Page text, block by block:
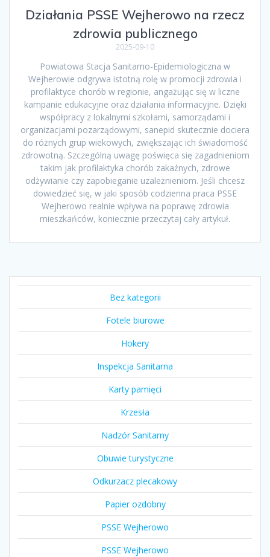
Działania PSSE Wejherowo na rzecz
zdrowia publicznego
2025-09-10
Powiatowa Stacja Sanitarno-Epidemiologiczna w
Wejherowie odgrywa istotną rolę w promocji zdrowia i
profilaktyce chorób w regionie, angażując się w liczne
kampanie edukacyjne oraz działania informacyjne. Dzięki
współpracy z lokalnymi szkołami, samorządami i
organizacjami pozarządowymi, sanepid skutecznie dociera
do różnych grup wiekowych, zwiększając ich świadomość
zdrowotną. Szczególną uwagę poświęca się zagadnieniom
takim jak profilaktyka chorób zakaźnych, zdrowe
odżywianie czy zapobieganie uzależnieniom. Jeśli chcesz
dowiedzieć się, w jaki sposób codzienna praca PSSE
Wejherowo realnie wpływa na poprawę zdrowia
mieszkańców, koniecznie przeczytaj cały artykuł.
Bez kategorii
Fotele biurowe
Hokery
Inspekcja Sanitarna
Karty pamięci
Krzesła
Nadzór Sanitarny
Obuwie turystyczne
Odkurzacz plecakowy
Papier ozdobny
PSSE Wejherowo
PSSE Wejherowo